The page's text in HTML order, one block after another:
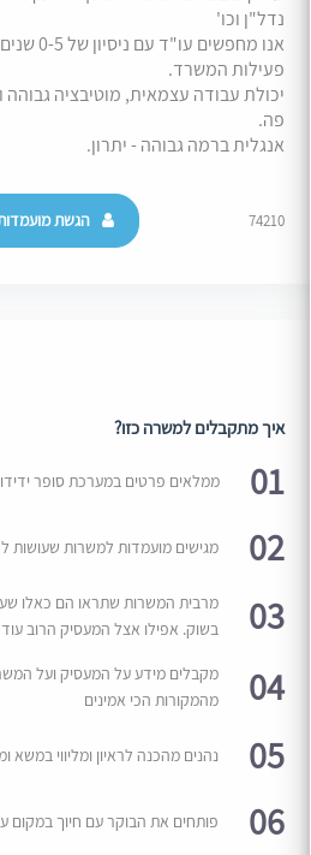
נדל"ן וכו'
אנו
פעילות המשרד.
יכולת עבודה עצמאית, מוטיבציה
פה.
אנגלית ברמה גבוהה - יתרון.
74210 הגשת
איך מתקבלים למשרה כזו?
01 ממלאים פרטים במערכת סופר
02 מגישים מועמדות למשרות שעושות
03
מרבית המשרות שתראו הם כאלו
בשוק. אפילו אצל המעסיק הרוב עוד
04
מקבלים מידע על המעסיק ועל
מהמקורות הכי אמינים
05 נהנים מהכנה לראיון ומליווי במשא
06 פותחים את הבוקר עם חיוך במקום